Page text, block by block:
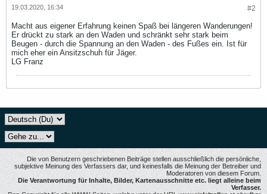
#2
19.03.2020, 16:34
Macht aus eigener Erfahrung keinen Spaß bei längeren Wanderungen!
Er drückt zu stark an den Waden und schränkt sehr stark beim
Beugen - durch die Spannung an den Waden - des Fußes ein. Ist für
mich eher ein Ansitzschuh für Jäger.
LG Franz
Die von Benutzern geschriebenen Beiträge stellen ausschließlich die persönliche,
subjektive Meinung des Verfassers dar, und keinesfalls die Meinung der Betreiber und
Moderatoren von diesem Forum.
Die Verantwortung für Inhalte, Bilder, Kartenausschnitte etc. liegt alleine beim
Verfasser.